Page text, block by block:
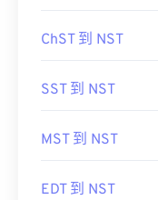
ChST 到 NST
SST 到 NST
MST 到 NST
EDT 到 NST